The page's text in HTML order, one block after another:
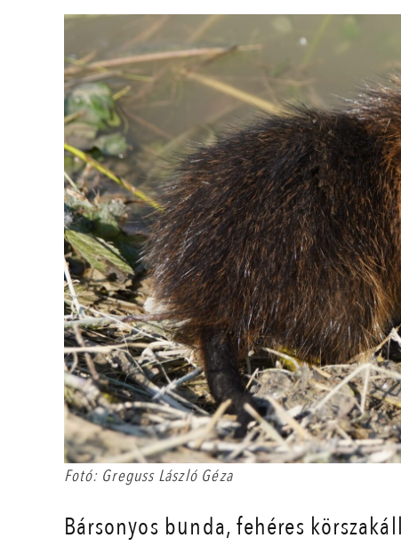
Fotó: Greguss László Géza
Bársonyos bunda, fehéres körszakáll